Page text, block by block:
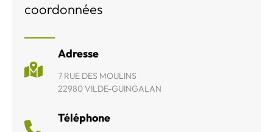
coordonnées
Adresse
7 RUE DES MOULINS
22980 VILDE-GUINGALAN
Téléphone